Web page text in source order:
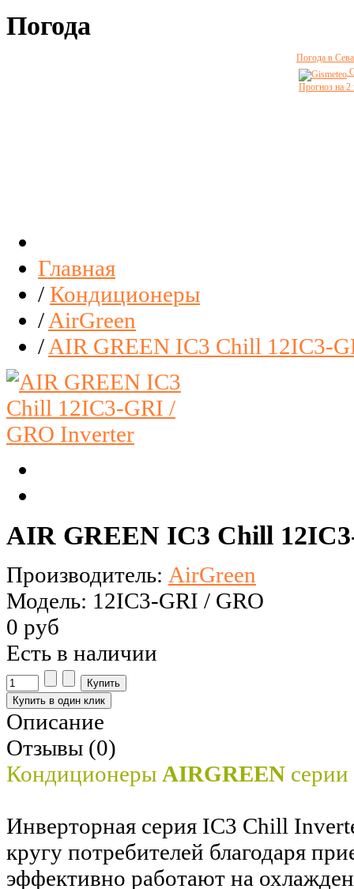
Погода
Погода в
Прогноз на 2
Главная
/ Кондиционеры
/ AirGreen
/ AIR GREEN IC3 Chill 12IC3-
AIR GREEN IC3 Chill
Производитель: AirGreen
Модель: 12IC3-GRI / GRO
0 руб
Есть в наличии
Описание
Отзывы (0)
Кондиционеры AIRGREEN серии
Инверторная серия IC3 Chill
кругу потребителей благодаря
эффективно работают на